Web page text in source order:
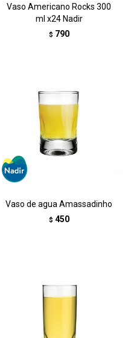
Vaso Americano Rocks 300
ml x24 Nadir
$ 790
Vaso de agua Amassadinho
$ 450